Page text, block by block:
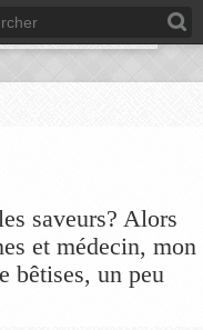
saveurs? Alors
et médecin, mon
bêtises, un peu